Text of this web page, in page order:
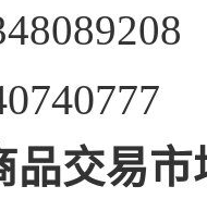
品交易市